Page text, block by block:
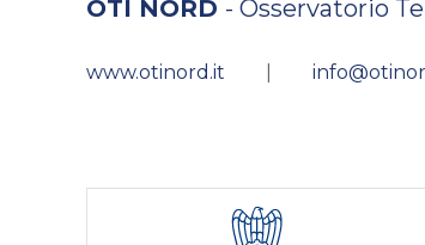
OTI NORD - Osservatorio
www.otinord.it